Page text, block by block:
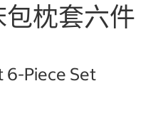
包枕套六件
6-Piece Set